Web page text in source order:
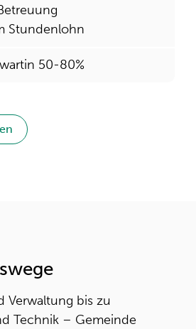
Stundenlohn
50-80%
Verwaltung bis zu
Technik – Gemeinde